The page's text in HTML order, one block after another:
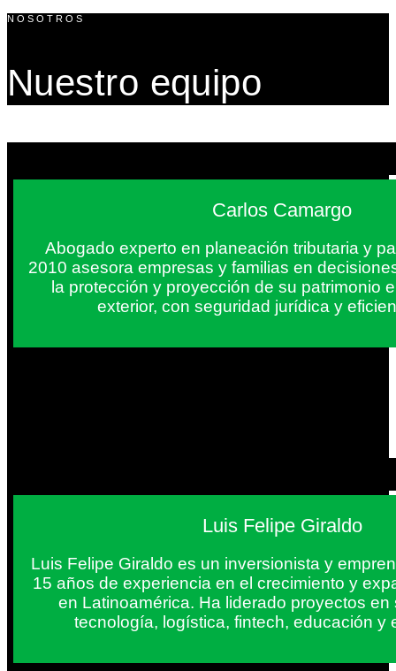
NOSOTROS
Nuestro equipo
Carlos Camargo
Abogado experto en planeación tributaria y
2010 asesora empresas y familias en
la protección y proyección de su patrimonio
exterior, con seguridad jurídica y
Luis Felipe Giraldo
Luis Felipe Giraldo es un inversionista y
15 años de experiencia en el crecimiento y
en Latinoamérica. Ha liderado proyectos en
tecnología, logística, fintech, educación y